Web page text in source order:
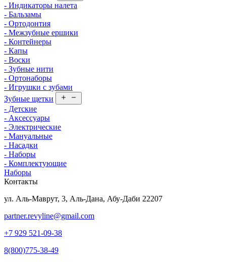
- Индикаторы налета
- Бальзамы
- Ортодонтия
- Межзубные ершики
- Контейнеры
- Капы
- Воски
- Зубные нити
- Ортонаборы
- Игрушки с зубами
Зубные щетки
- Детские
- Аксессуары
- Электрические
- Мануальные
- Насадки
- Наборы
- Комплектующие
Наборы
Контакты
ул. Аль-Маврут, 3, Аль-Дана, Абу-Даби 22207
partner.revyline@gmail.com
+7 929 521-09-38
8(800)775-38-49